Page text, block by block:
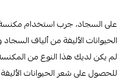
على السجاد، جرب استخدام
الحيوانات الأليفة من ألياف
لم يكن لديك هذا النوع من
للحصول على شعر الحيوانات